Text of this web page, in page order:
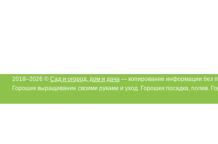
2018–2026 © Сад и огород, дом и дача— копирование информации без
Горошек выращивание своими руками и уход. Горошек посадка, полив.